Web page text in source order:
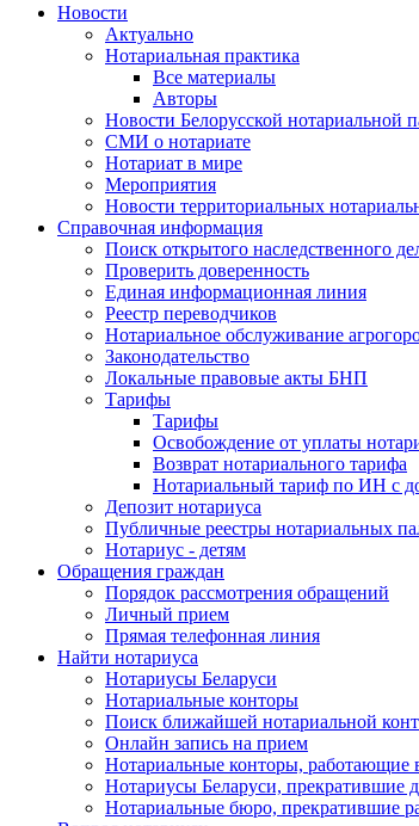
Новости
Актуально
Нотариальная практика
Все материалы
Авторы
Новости Белорусской нотариальной
СМИ о нотариате
Нотариат в мире
Мероприятия
Новости территориальных
Справочная информация
Поиск открытого наследственного
Проверить доверенность
Единая информационная линия
Реестр переводчиков
Нотариальное обслуживание
Законодательство
Локальные правовые акты БНП
Тарифы
Тарифы
Освобождение от уплаты
Возврат нотариального тарифа
Нотариальный тариф по ИН с
Депозит нотариуса
Публичные реестры нотариальных
Нотариус - детям
Обращения граждан
Порядок рассмотрения обращений
Личный прием
Прямая телефонная линия
Найти нотариуса
Нотариусы Беларуси
Нотариальные конторы
Поиск ближайшей нотариальной
Онлайн запись на прием
Нотариальные конторы, работающие
Нотариусы Беларуси, прекратившие
Нотариальные бюро, прекратившие